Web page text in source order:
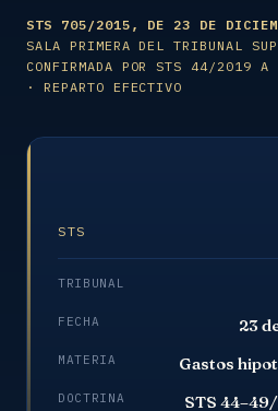
STS 705/2015, DE 23 DE
SALA PRIMERA DEL TRIBUNAL
CONFIRMADA POR STS 44/2019
· REPARTO EFECTIVO
STS
TRIBUNAL
FECHA 23
MATERIA Gastos
DOCTRINA STS